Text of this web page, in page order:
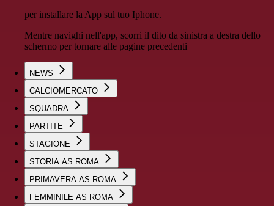
per installare la App sul tuo Iphone.
Mentre navighi nell'app, scorri il dito da sinistra a destra dello
schermo per tornare alle pagine precedenti
NEWS
CALCIOMERCATO
SQUADRA
PARTITE
STAGIONE
STORIA AS ROMA
PRIMAVERA AS ROMA
FEMMINILE AS ROMA